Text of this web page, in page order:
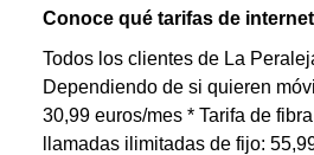
Conoce qué tarifas de
Todos los clientes de La
Dependiendo de si quieren
30,99 euros/mes * Tarifa de
llamadas ilimitadas de fijo: